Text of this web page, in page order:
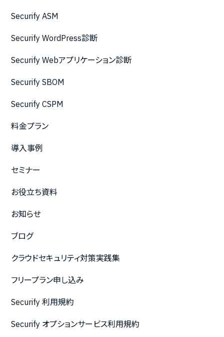
Securify ASM
Securify WordPress診断
Securify Webアプリケーション診断
Securify SBOM
Securify CSPM
料金プラン
導入事例
セミナー
お役立ち資料
お知らせ
ブログ
クラウドセキュリティ対策実践集
フリープラン申し込み
Securify 利用規約
Securify オプションサービス利用規約